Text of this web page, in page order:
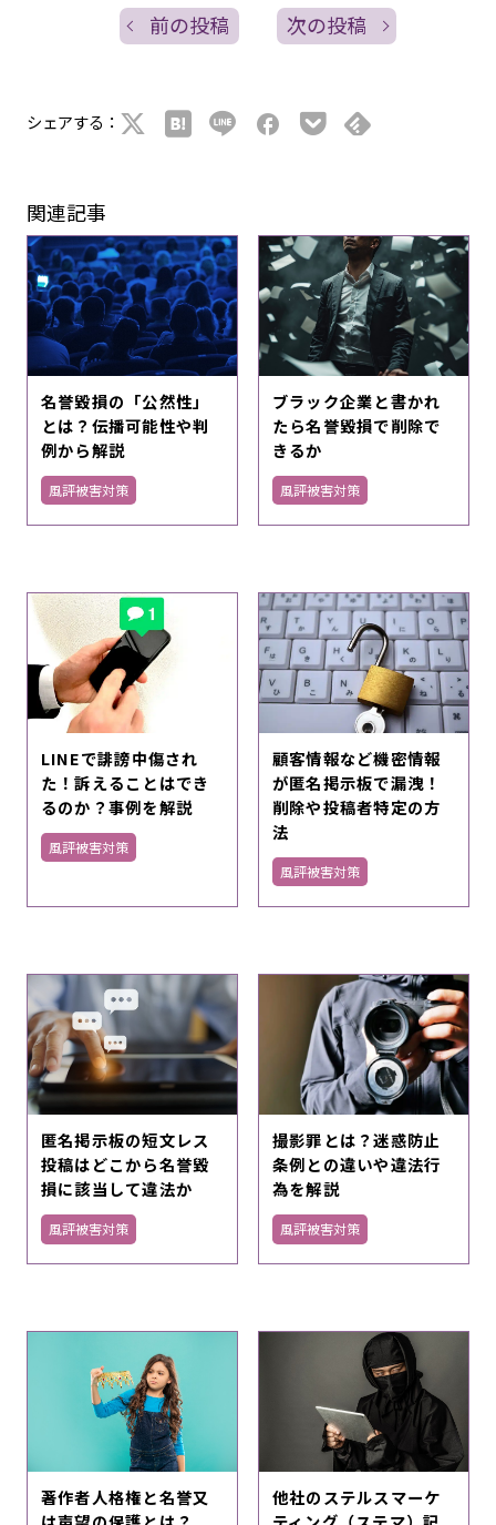
前の投稿 次の投稿
シェアする：
関連記事
名誉毀損の「公然性」
とは？伝播可能性や判
例から解説
風評被害対策
ブラック企業と書かれ
たら名誉毀損で削除で
きるか
風評被害対策
LINEで誹謗中傷され
た！訴えることはでき
るのか？事例を解説
風評被害対策
顧客情報など機密情報
が匿名掲示板で漏洩！
削除や投稿者特定の方
法
風評被害対策
匿名掲示板の短文レス
投稿はどこから名誉毀
損に該当して違法か
風評被害対策
撮影罪とは？迷惑防止
条例との違いや違法行
為を解説
風評被害対策
著作者人格権と名誉又
他社のステルスマーケ